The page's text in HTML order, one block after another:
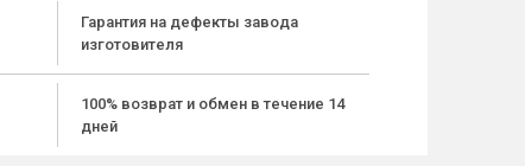
Гарантия на дефекты завода
изготовителя
100% возврат и обмен в течение 14
дней